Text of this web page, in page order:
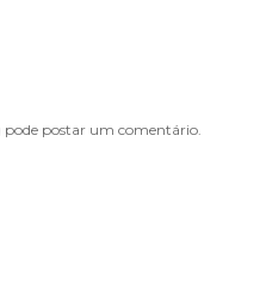
postar um comentário.